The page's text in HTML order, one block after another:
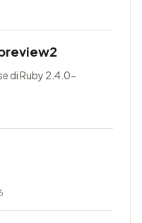
di Ruby 2.4.0-